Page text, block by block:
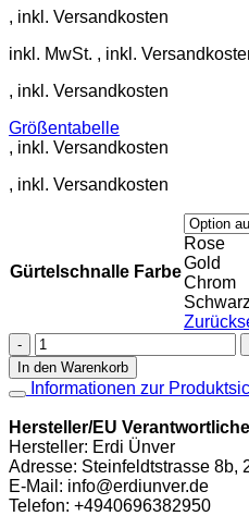
inkl. MwSt.
Größentabelle
Gürtelschnalle Farbe
Rose
Gold
Chrom
Schwarz
Gürtelschnalle
I
32mm
matt
Design
Menge
In den Warenkorb
Informationen zur
Hersteller/EU
Hersteller: Erdi Ünver
Adresse: Steinfeldtstrasse 8b,
E-Mail: info@erdiunver.de
Telefon: +4940696382950